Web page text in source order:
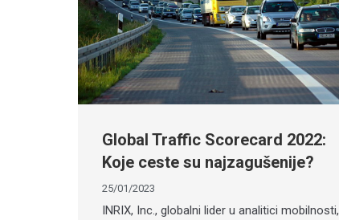
Global Traffic Scorecard 2022:
Koje ceste su najzagušenije?
25/01/2023
INRIX, Inc., globalni lider u analitici mobilnosti,